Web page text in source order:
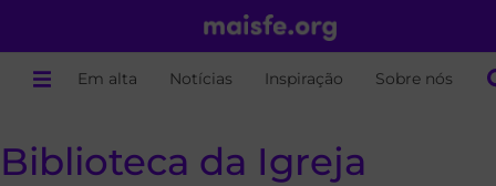
Em alta Notícias Inspiração Sobre nós
Biblioteca da Igreja